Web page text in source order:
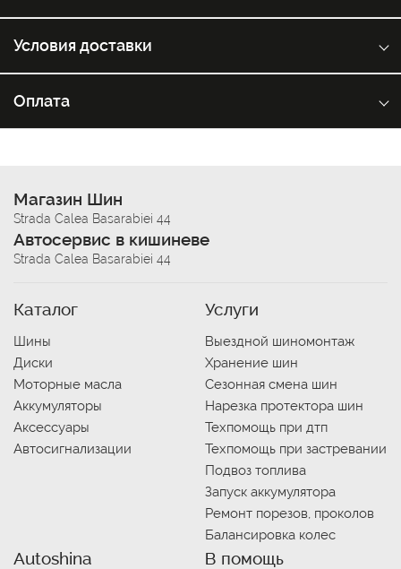
Условия доставки
Оплата
Магазин Шин
Strada Calea Basarabiei 44
Автосервис в кишиневе
Strada Calea Basarabiei 44
Каталог
Шины
Диски
Моторные масла
Аккумуляторы
Аксессуары
Автосигнализации
Услуги
Выездной шиномонтаж
Хранение шин
Сезонная смена шин
Нарезка протектора шин
Техпомощь при дтп
Техпомощь при застревании
Подвоз топлива
Запуск аккумулятора
Ремонт порезов, проколов
Балансировка колес
Autoshina В помощь